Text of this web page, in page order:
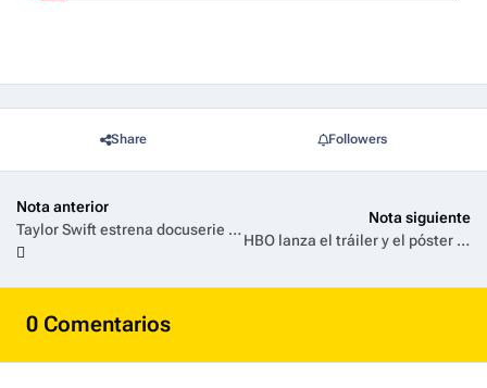
Share Followers
Nota anterior
Taylor Swift estrena docuserie y película final de The Eras Tour en Disney+ este 12 de diciembre
Nota siguiente
HBO lanza el tráiler y el póster oficial de 'Ângela Diniz: Asesinada y Condenada'
0 Comentarios